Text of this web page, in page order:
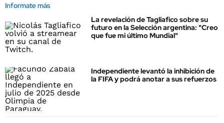
Informate más
La revelación de Tagliafico sobre su
futuro en la Selección argentina: "Creo
que fue mi último Mundial"
Independiente levantó la inhibición de
la FIFA y podrá anotar a sus refuerzos